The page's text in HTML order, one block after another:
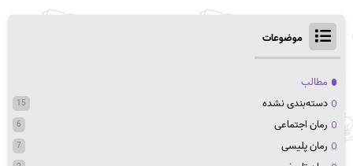
موضوعات
مطالب
دسته‌بندی نشده
15
رمان اجتماعی 6
رمان پلیسی 7